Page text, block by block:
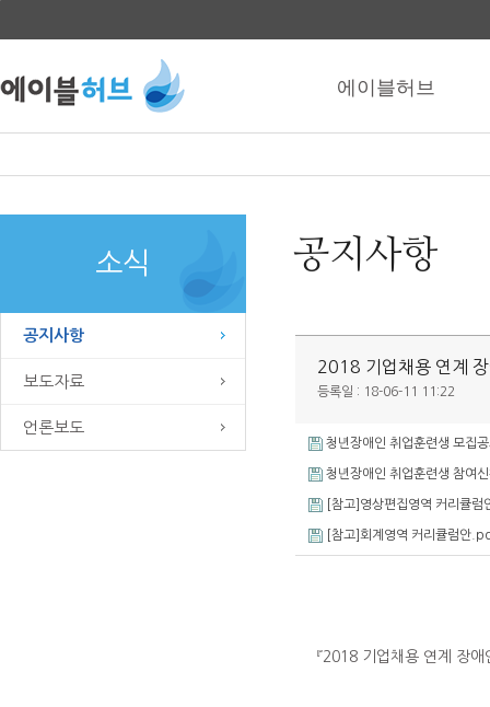
바로가기
에이블허브
소식
공지사항
보도자료
언론보도
공지사항
2018 기업채용 연계
등록일 : 18-06-11 11:22
청년장애인 취업훈련생 모집
청년장애인 취업훈련생 참여
[참고]영상편집영역 커리큘
[참고]회계영역 커리큘럼안
『2018 기업채용 연계 장애